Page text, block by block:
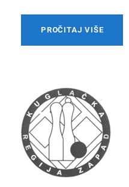
PROČITAJ VIŠE